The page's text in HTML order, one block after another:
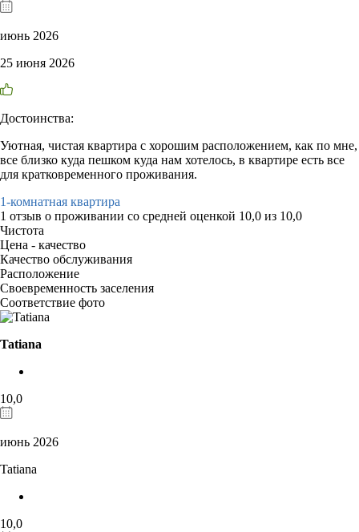
июнь 2026
25 июня 2026
Достоинства:
Уютная, чистая квартира с хорошим расположением, как по мне,
все близко куда пешком куда нам хотелось, в квартире есть все
для кратковременного проживания.
1-комнатная квартира
1 отзыв о проживании со средней оценкой 10,0 из 10,0
Чистота
Цена - качество
Качество обслуживания
Расположение
Своевременность заселения
Соответствие фото
Tatiana
10,0
июнь 2026
Tatiana
10,0